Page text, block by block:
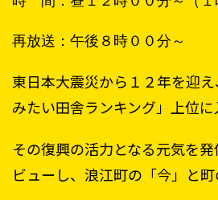
再放送：午後８時００分～
東日本大震災から１２年を迎
みたい田舎ランキング」上位に
その復興の活力となる元気を
ビューし、浪江町の「今」と町